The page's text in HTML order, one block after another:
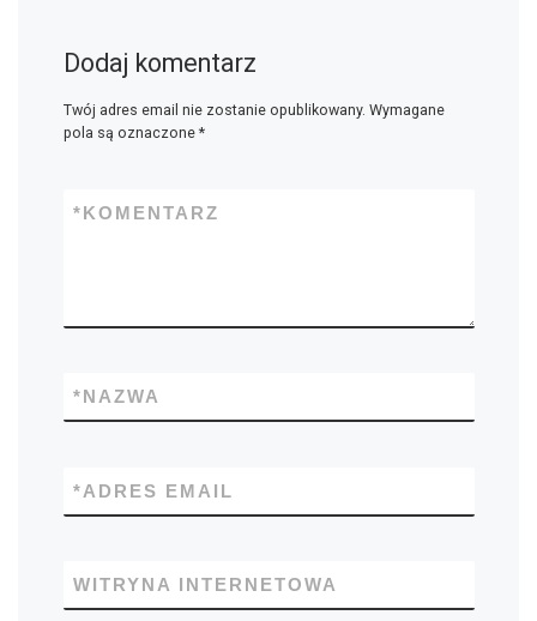
Dodaj komentarz
Twój adres email nie zostanie opublikowany. Wymagane
pola są oznaczone *
KOMENTARZ
*
NAZWA
*
ADRES EMAIL
*
WITRYNA INTERNETOWA